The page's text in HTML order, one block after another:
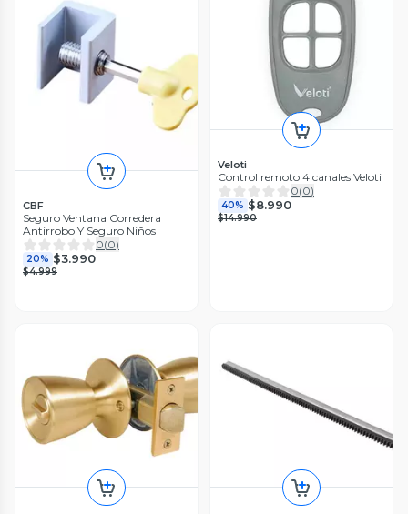
CBF
Seguro Ventana Corredera
Antirrobo Y Seguro Niños
0(0)
20% $3.990
$4.999
Veloti
Control remoto 4 canales Veloti
0(0)
40% $8.990
$14.990